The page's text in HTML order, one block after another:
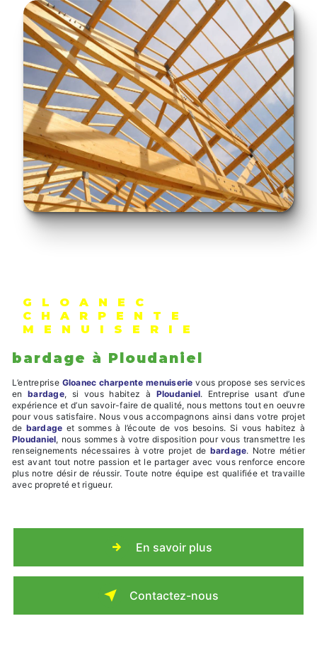
GLOANEC
CHARPENTE
MENUISERIE
bardage à Ploudaniel
L’entreprise Gloanec charpente menuiserie vous propose ses services
enbardage, si vous habitez à Ploudaniel. Entreprise usant d’une
expérience et d’un savoir-faire de qualité, nous mettons tout en oeuvre
pour vous satisfaire. Nous vous accompagnons ainsi dans votre projet
de bardage et sommes à l’écoute de vos besoins. Si vous habitez à
Ploudaniel, nous sommes à votre disposition pour vous transmettre les
renseignements nécessaires à votre projet de bardage. Notre métier
est avant tout notre passion et le partager avec vous renforce encore
plus notre désir de réussir. Toute notre équipe est qualifiée et travaille
avec propreté et rigueur.
En savoir plus
Contactez-nous